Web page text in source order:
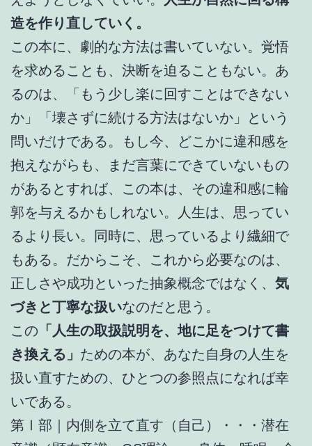
造を作り直していく。
この本に、劇的な方法は書いていない。覚悟
を求めることも、決断を迫ることもない。あ
るのは、「もう少し楽に回すことはできない
か」「壊さずに続ける方法はないか」という
問いだけである。もし今、どこかに違和感を
抱えながらも、まだ言葉にできていないもの
があるとすれば、この本は、その違和感に輪
郭を与えるかもしれない。人生は、思ってい
るより長い。同時に、思っているより繊細で
もある。だからこそ、これから必要なのは、
正しさや成功といった抽象概念ではなく、 気
づきと丁寧な扱いなのだと思う。
この 「人生の取扱説明を、地に足をつけて書
き換える」 ための本が、あなた自身の人生を
扱い直すための、ひとつの参照点になれば幸
いである。
第Ⅰ部｜内側を立て直す（自己）・・・潜在